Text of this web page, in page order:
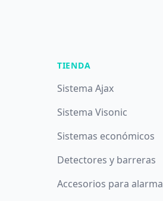
TIENDA
Sistema Ajax
Sistema Visonic
Sistemas económicos
Detectores y barreras
Accesorios para alarma